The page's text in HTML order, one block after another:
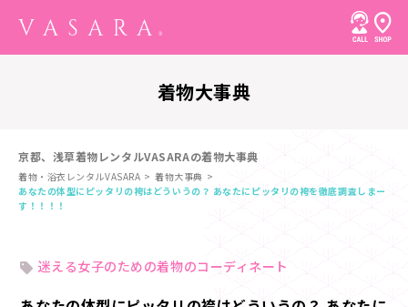
着物大事典
京都、浅草着物レンタルVASARAの着物大事典
着物・浴衣レンタルVASARA
着物大事典
あなたの体型にピッタリの袴はどういうの？ あなたにピッタリの袴を徹底調査しまー
す！！！！
迷える女子のための着物のコーディネート